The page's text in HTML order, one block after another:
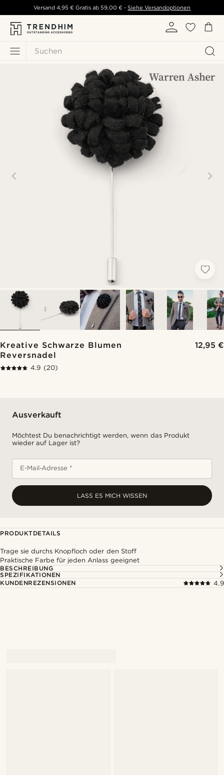
Suchen
Versand 4,95 € Gratis ab 59,00 € - Siehe Versandoptionen
Kreative Schwarze Blumen
Reversnadel
12,95 €
4.9 (20)
Ausverkauft
Möchtest Du benachrichtigt werden, wenn das Produkt
wieder auf Lager ist?
E-Mail-Adresse *
LASS ES MICH WISSEN
PRODUKTDETAILS
Trage sie durchs Knopfloch oder den Stoff
Praktische Farbe für jeden Anlass geeignet
BESCHREIBUNG
SPEZIFIKATIONEN
KUNDENREZENSIONEN
4.9